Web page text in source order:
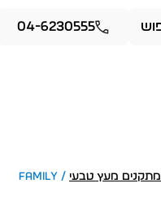
04-6230555
מתקנים מעץ טבעי / FAMILY